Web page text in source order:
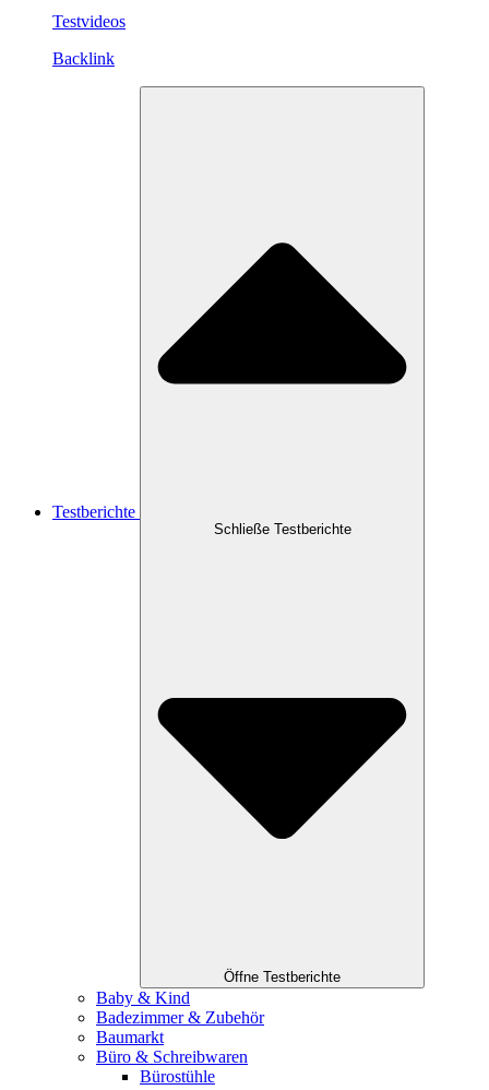
Testvideos
Backlink
Testberichte
Schließe Testberichte
Öffne Testberichte
Baby & Kind
Badezimmer & Zubehör
Baumarkt
Büro & Schreibwaren
Bürostühle